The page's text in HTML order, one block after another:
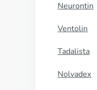
Neurontin
Ventolin
Tadalista
Nolvadex